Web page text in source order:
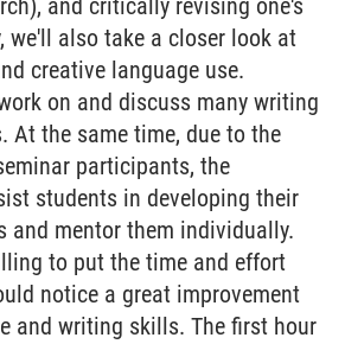
and critically revising one's
we'll also take a closer look at
creative language use.
on and discuss many writing
At the same time, due to the
participants, the
students in developing their
and mentor them individually.
to put the time and effort
notice a great improvement
and writing skills. The first hour